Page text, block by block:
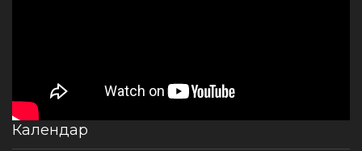
Календар